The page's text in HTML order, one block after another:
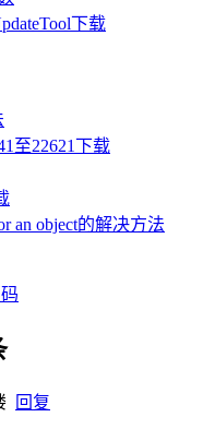
下载
至22621下载
an object的解决方法
回复